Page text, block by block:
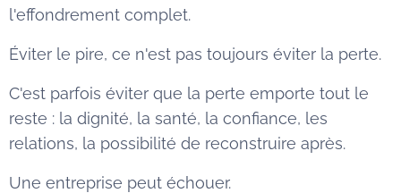
l'effondrement complet.
Éviter le pire, ce n'est pas toujours éviter la perte.
C'est parfois éviter que la perte emporte tout le
reste : la dignité, la santé, la confiance, les
relations, la possibilité de reconstruire après.
Une entreprise peut échouer.